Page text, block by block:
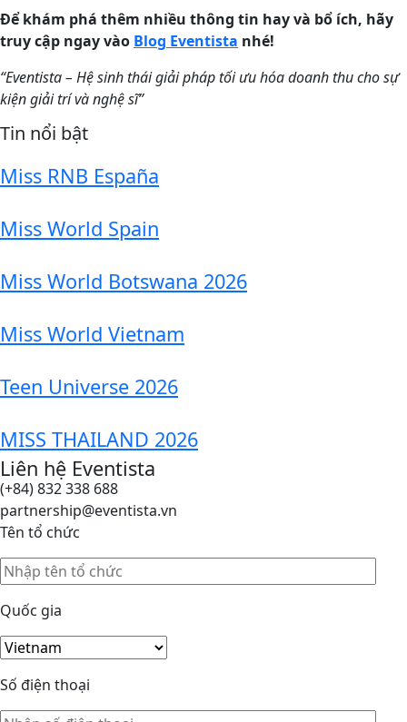
Để khám phá thêm nhiều thông tin hay và bổ ích, hãy
truy cập ngay vào Blog Eventista nhé!
“Eventista – Hệ sinh thái giải pháp tối ưu hóa doanh thu cho sự
kiện giải trí và nghệ sĩ”
Tin nổi bật
Miss RNB España
Miss World Spain
Miss World Botswana 2026
Miss World Vietnam
Teen Universe 2026
MISS THAILAND 2026
Liên hệ Eventista
(+84) 832 338 688
partnership@eventista.vn
Tên tổ chức
Quốc gia
Số điện thoại